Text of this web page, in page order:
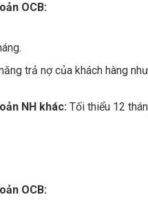
OCB:
trả nợ của khách hàng
NH khác: Tối thiểu 12
OCB: